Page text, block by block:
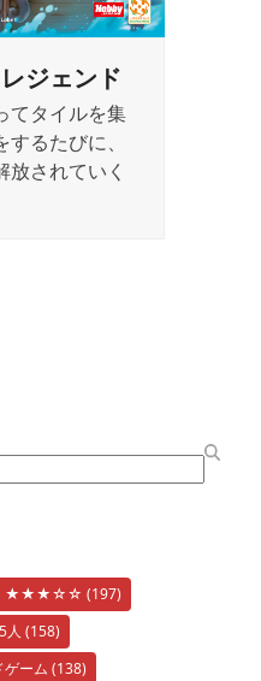
ジェンド
てタイルを集
るたびに、
放されていく
：★★★☆☆ (197)
人 (158)
ゲーム (138)